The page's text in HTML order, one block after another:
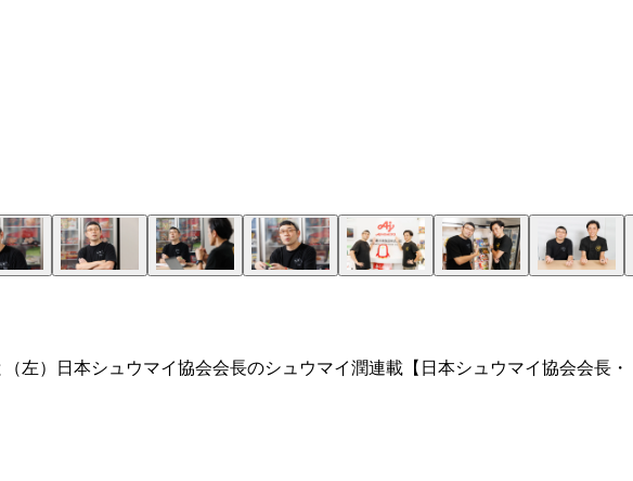
左）日本シュウマイ協会会長のシュウマイ潤連載【日本シュウマイ協会会長・